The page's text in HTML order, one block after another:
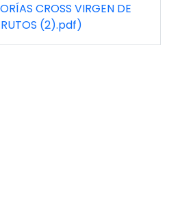
CROSS VIRGEN DE
(2).pdf)